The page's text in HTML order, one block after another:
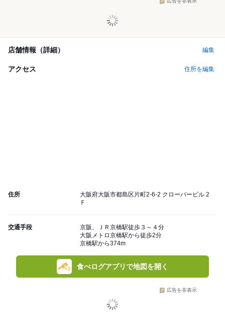
広告を非表示
店舗情報（詳細） 編集
アクセス 住所を編集
住所
大阪府大阪市都島区片町2-6-2 クローバービル 2
Ｆ
交通手段
京阪、ＪＲ京橋駅徒歩３～４分
大阪メトロ京橋駅から徒歩2分
京橋駅から374m
食べログアプリで地図を開く
広告を非表示